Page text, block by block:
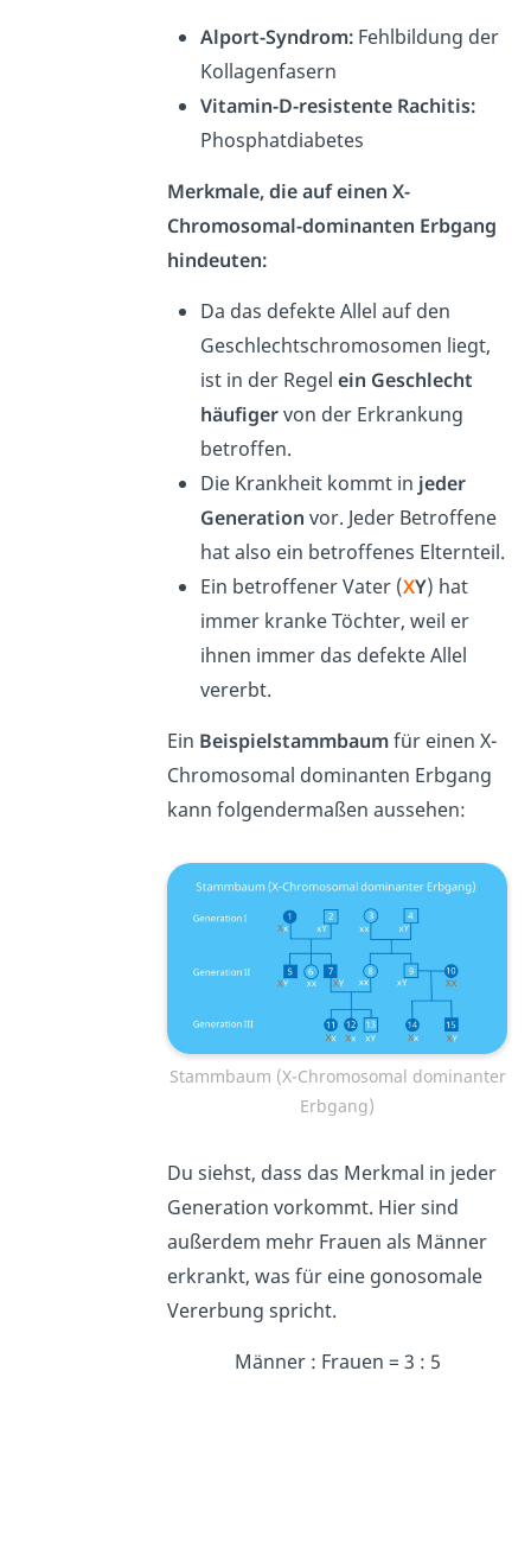
Alport-Syndrom: Fehlbildung der
Kollagenfasern
Vitamin-D-resistente Rachitis:
Phosphatdiabetes
Merkmale, die auf einen X-
Chromosomal-dominanten Erbgang
hindeuten:
Da das defekte Allel auf den
Geschlechtschromosomen liegt,
ist in der Regelein Geschlecht
häufigervon der Erkrankung
betroffen.
Die Krankheit kommt in jeder
Generation vor. Jeder Betroffene
hat also ein betroffenes Elternteil.
Ein betroffener Vater (XY) hat
immer kranke Töchter, weil er
ihnen immer das defekte Allel
vererbt.
Ein Beispielstammbaumfür einen X-
Chromosomal dominanten Erbgang
kann folgendermaßen aussehen:
Stammbaum (X-Chromosomal dominanter
Erbgang)
Du siehst, dass das Merkmal in jeder
Generation vorkommt. Hier sind
außerdem mehr Frauen als Männer
erkrankt, was für eine gonosomale
Vererbung spricht.
Männer : Frauen = 3 : 5